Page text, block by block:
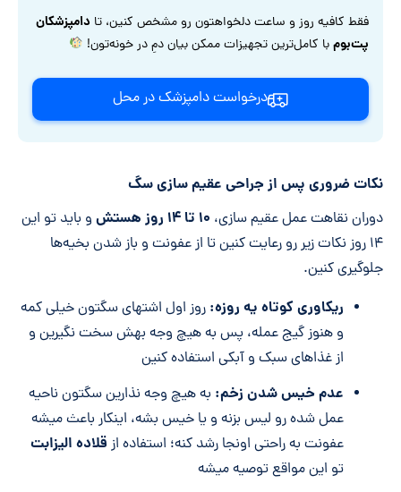
فقط کافیه روز و ساعت دلخواهتون رو مشخص کنین، تا دامپزشکان
پت‌بومبا کامل‌ترین تجهیزات ممکن بیان دمِ در خونه‌تون!
درخواست دامپزشک در محل
نکات ضروری پس از جراحی عقیم سازی سگ
دوران نقاهت عمل عقیم سازی، ۱۰ تا ۱۴ روز هستش
و باید تو این
۱۴ روز نکات زیر رو رعایت کنین تا از عفونت و باز شدن بخیه‌ها
جلوگیری کنین.
ریکاوری کوتاه یه روزه: روز اول اشتهای سگتون خیلی کمه
و هنوز گیج عمله، پس به هیچ وجه بهش سخت نگیرین و
از غذاهای سبک و آبکی استفاده کنین
عدم خیس شدن زخم: به هیچ وجه نذارین سگتون ناحیه
عمل شده رو لیس بزنه و یا خیس بشه، اینکار باعث میشه
عفونت به راحتی اونجا رشد کنه؛ استفاده از قلاده الیزابت
تو این مواقع توصیه میشه